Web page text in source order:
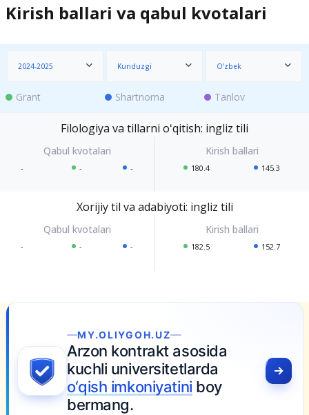
Kirish ballari va qabul kvotalari
2024-2025 Kunduzgi O‘zbek
Grant Shartnoma Tanlov
Filologiya va tillarni oʻqitish: ingliz tili
- - - 180.4 145.3
Xorijiy til va adabiyoti: ingliz tili
- - - 182.5 152.7
MY.OLIYGOH.UZ
Arzon kontrakt asosida
kuchli universitetlarda
o‘qish imkoniyatiniboy
bermang.